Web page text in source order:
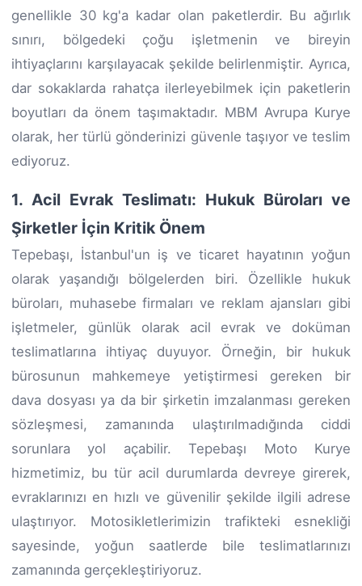
genellikle 30 kg'a kadar olan paketlerdir. Bu ağırlık
sınırı, bölgedeki çoğu işletmenin ve bireyin
ihtiyaçlarını karşılayacak şekilde belirlenmiştir. Ayrıca,
dar sokaklarda rahatça ilerleyebilmek için paketlerin
boyutları da önem taşımaktadır. MBM Avrupa Kurye
olarak, her türlü gönderinizi güvenle taşıyor ve teslim
ediyoruz.
1. Acil Evrak Teslimatı: Hukuk Büroları ve
Şirketler İçin Kritik Önem
Tepebaşı, İstanbul'un iş ve ticaret hayatının yoğun
olarak yaşandığı bölgelerden biri. Özellikle hukuk
büroları, muhasebe firmaları ve reklam ajansları gibi
işletmeler, günlük olarak acil evrak ve doküman
teslimatlarına ihtiyaç duyuyor. Örneğin, bir hukuk
bürosunun mahkemeye yetiştirmesi gereken bir
dava dosyası ya da bir şirketin imzalanması gereken
sözleşmesi, zamanında ulaştırılmadığında ciddi
sorunlara yol açabilir. Tepebaşı Moto Kurye
hizmetimiz, bu tür acil durumlarda devreye girerek,
evraklarınızı en hızlı ve güvenilir şekilde ilgili adrese
ulaştırıyor. Motosikletlerimizin trafikteki esnekliği
sayesinde, yoğun saatlerde bile teslimatlarınızı
zamanında gerçekleştiriyoruz.